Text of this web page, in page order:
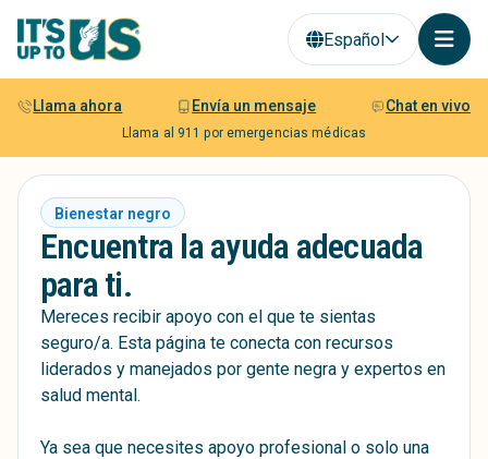
Español
Llama ahora Envía un mensaje Chat en vivo
Llama al 911 por emergencias médicas
Bienestar negro
Encuentra la ayuda adecuada
para ti.
Mereces recibir apoyo con el que te sientas
seguro/a. Esta página te conecta con recursos
liderados y manejados por gente negra y expertos en
salud mental.
Ya sea que necesites apoyo profesional o solo una